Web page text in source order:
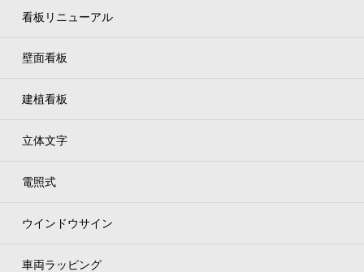
看板リニューアル
壁面看板
建植看板
立体文字
電照式
ウインドウサイン
車両ラッピング